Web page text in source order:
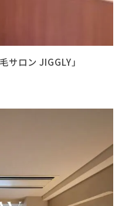
サロン JIGGLY」